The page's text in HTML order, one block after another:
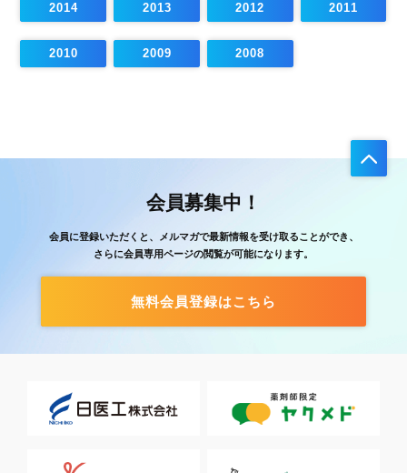
2014 2013 2012 2011
2010 2009 2008
会員募集中！
会員に登録いただくと、メルマガで最新情報を受け取ることができ、
さらに会員専用ページの閲覧が可能になります。
無料会員登録はこちら